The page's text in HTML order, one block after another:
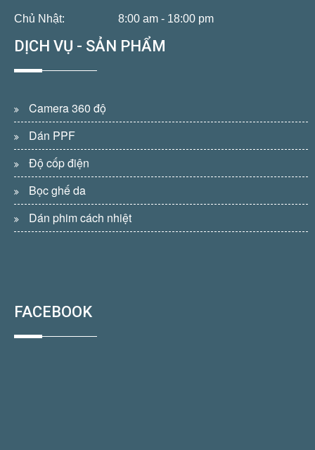
Chủ Nhật: 8:00 am - 18:00 pm
DỊCH VỤ - SẢN PHẨM
Camera 360 độ
Dán PPF
Độ cốp điện
Bọc ghế da
Dán phim cách nhiệt
FACEBOOK